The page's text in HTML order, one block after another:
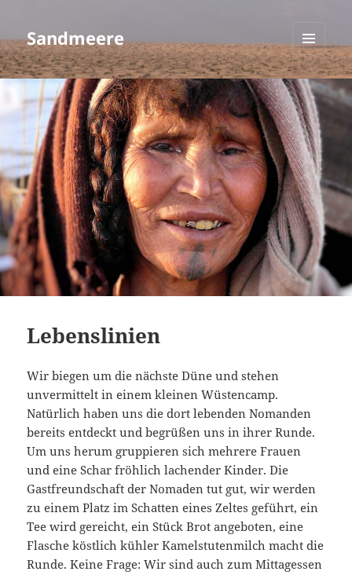
Sandmeere
MENÜ
UND
WIDGETS
Lebenslinien
Wir biegen um die nächste Düne und stehen
unvermittelt in einem kleinen Wüstencamp.
Natürlich haben uns die dort lebenden Nomanden
bereits entdeckt und begrüßen uns in ihrer Runde.
Um uns herum gruppieren sich mehrere Frauen
und eine Schar fröhlich lachender Kinder. Die
Gastfreundschaft der Nomaden tut gut, wir werden
zu einem Platz im Schatten eines Zeltes geführt, ein
Tee wird gereicht, ein Stück Brot angeboten, eine
Flasche köstlich kühler Kamelstutenmilch macht die
Runde. Keine Frage: Wir sind auch zum Mittagessen